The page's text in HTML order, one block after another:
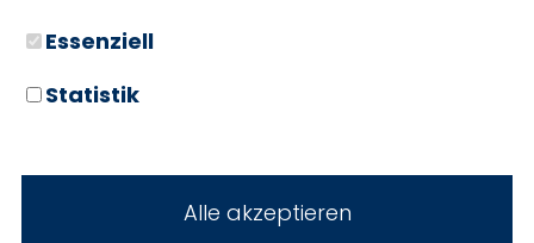
Geschwindigkeitsbegrenzer
HU neu
Abstandswarner
Essenziell
Statistik
Alle akzeptieren